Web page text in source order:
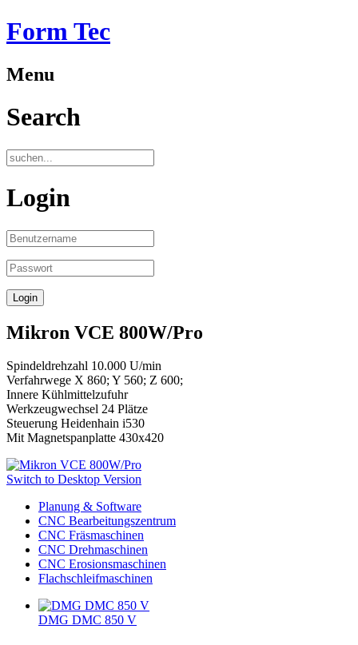
Form Tec
Menu
Search
Login
Mikron VCE 800W/Pro
Spindeldrehzahl 10.000 U/min
Verfahrwege X 860; Y 560; Z 600;
Innere Kühlmittelzufuhr
Werkzeugwechsel 24 Plätze
Steuerung Heidenhain i530
Mit Magnetspanplatte 430x420
Switch to Desktop Version
Planung & Software
CNC Bearbeitungszentrum
CNC Fräsmaschinen
CNC Drehmaschinen
CNC Erosionsmaschinen
Flachschleifmaschinen
DMG DMC 850 V